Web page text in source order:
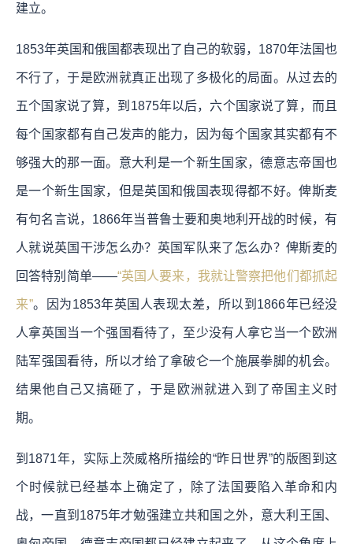
建立。
1853年英国和俄国都表现出了自己的软弱，1870年法国也
不行了，于是欧洲就真正出现了多极化的局面。从过去的
五个国家说了算，到1875年以后，六个国家说了算，而且
每个国家都有自己发声的能力，因为每个国家其实都有不
够强大的那一面。意大利是一个新生国家，德意志帝国也
是一个新生国家，但是英国和俄国表现得都不好。俾斯麦
有句名言说，1866年当普鲁士要和奥地利开战的时候，有
人就说英国干涉怎么办？英国军队来了怎么办？俾斯麦的
回答特别简单——“英国人要来，我就让警察把他们都抓起
来”。因为1853年英国人表现太差，所以到1866年已经没
人拿英国当一个强国看待了，至少没有人拿它当一个欧洲
陆军强国看待，所以才给了拿破仑一个施展拳脚的机会。
结果他自己又搞砸了，于是欧洲就进入到了帝国主义时
期。
到1871年，实际上茨威格所描绘的“昨日世界”的版图到这
个时候就已经基本上确定了，除了法国要陷入革命和内
战，一直到1875年才勉强建立共和国之外，意大利王国、